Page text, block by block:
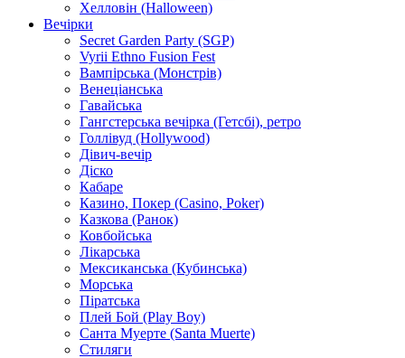
Хелловін (Halloween)
Вечірки
Secret Garden Party (SGP)
Vyrii Ethno Fusion Fest
Вампірська (Монстрів)
Венеціанська
Гавайська
Гангстерська вечірка (Гетсбі), ретро
Голлівуд (Hollywood)
Дівич-вечір
Діско
Кабаре
Казино, Покер (Casino, Poker)
Казкова (Ранок)
Ковбойська
Лікарська
Мексиканська (Кубинська)
Морська
Піратська
Плей Бой (Play Boy)
Санта Муерте (Santa Muerte)
Стиляги